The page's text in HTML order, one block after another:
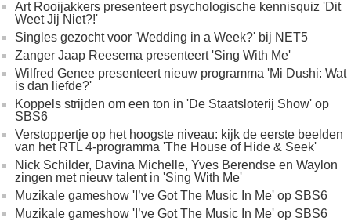
Art Rooijakkers presenteert psychologische kennisquiz 'Dit
Weet Jij Niet?!'
Singles gezocht voor 'Wedding in a Week?' bij NET5
Zanger Jaap Reesema presenteert 'Sing With Me'
Wilfred Genee presenteert nieuw programma 'Mi Dushi: Wat
is dan liefde?'
Koppels strijden om een ton in 'De Staatsloterij Show' op
SBS6
Verstoppertje op het hoogste niveau: kijk de eerste beelden
van het RTL 4-programma 'The House of Hide & Seek'
Nick Schilder, Davina Michelle, Yves Berendse en Waylon
zingen met nieuw talent in 'Sing With Me'
Muzikale gameshow 'I’ve Got The Music In Me' op SBS6
Muzikale gameshow 'I’ve Got The Music In Me' op SBS6